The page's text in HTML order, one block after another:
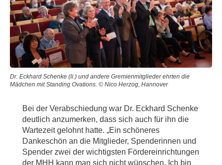
Dr. Eckhard Schenke (li.) und andere Gremienmitglieder ehrten die
Mädchen mit Standing Ovations. © Nico Herzog, Hannover
Bei der Verabschiedung war Dr. Eckhard Schenke
deutlich anzumerken, dass sich auch für ihn die
Wartezeit gelohnt hatte. „Ein schöneres
Dankeschön an die Mitglieder, Spenderinnen und
Spender zwei der wichtigsten Fördereinrichtungen
der MHH kann man sich nicht wünschen. Ich bin